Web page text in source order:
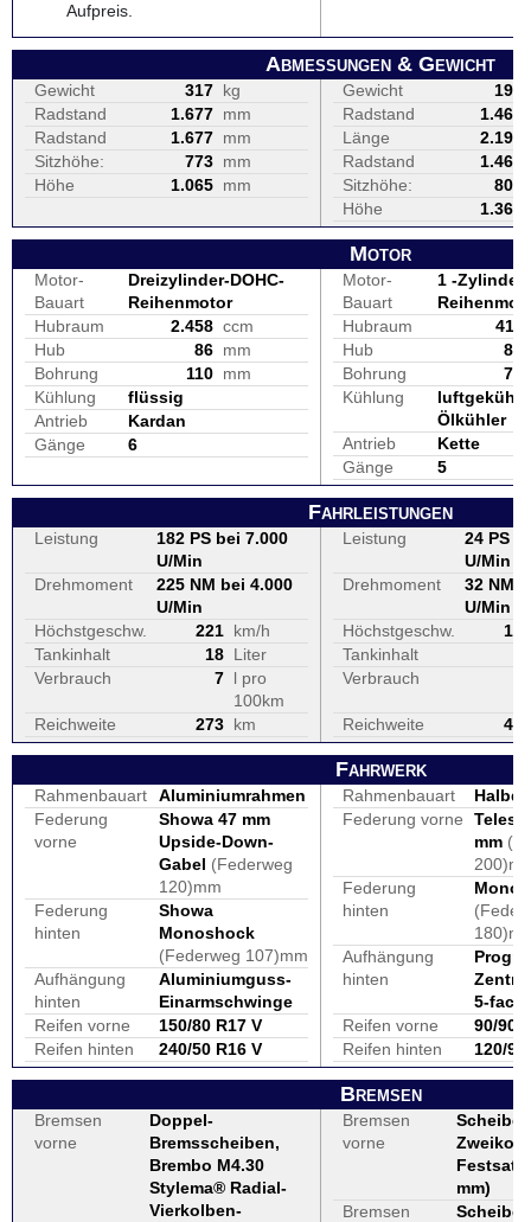
Aufpreis.
Abmessungen & Gewicht
Gewicht 317 kg
Radstand
1.677 mm
Radstand
1.677 mm
Sitzhöhe:
773 mm
Höhe
1.065 mm
Gewicht
199
Radstand
1.465
Länge
2.190
Radstand
1.465
Sitzhöhe:
800
Höhe
1.360
Motor
Motor-
Bauart
Dreizylinder-DOHC-
Reihenmotor
Hubraum
2.458 ccm
Hub
86 mm
Bohrung
110 mm
Kühlung
flüssig
Antrieb
Kardan
Gänge
6
Motor-
Bauart
1 -Zylinder
Hubraum
411
Hub
86
Bohrung
78
Kühlung
luftgekühlt
Ölkühler
Antrieb
Kette
Gänge
5
Fahrleistungen
Leistung
182 PS bei 7.000
U/Min
Drehmoment
225 NM bei 4.000
U/Min
Höchstgeschw.
221 km/h
Tankinhalt
18 Liter
Verbrauch
7 l pro
100km
Reichweite
273 km
Leistung
24 PS
U/Min
Drehmoment
32 NM
U/Min
Höchstgeschw.
127
Tankinhalt
Verbrauch
Reichweite 469
Fahrwerk
Rahmenbauart
Aluminiumrahmen
Federung
vorne
Showa 47 mm
Upside-Down-
Gabel (Federweg
120)mm
Federung
hinten
Showa
Monoshock
(Federweg 107)mm
Aufhängung
hinten
Aluminiumguss-
Einarmschwinge
Reifen vorne
150/80 R17 V
Reifen hinten
240/50 R16 V
Rahmenbauart
Federung vorne
mm
Federung
hinten
Aufhängung
hinten
5-fach
Reifen vorne
90/90-
Reifen hinten
120/
Bremsen
Bremsen
vorne
Doppel-
Bremsscheiben,
Brembo M4.30
Stylema® Radial-
Vierkolben-
Bremsen
vorne
mm)
Bremsen